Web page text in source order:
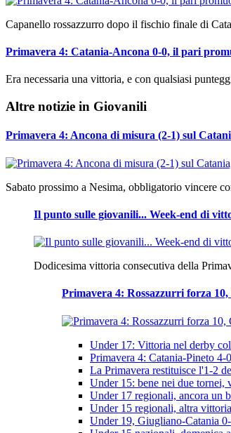
Capanello rossazzurro dopo il fischio finale di
Primavera 4: Catania-Ancona 0-0, il pari
Era necessaria una vittoria, e con qualsiasi
Altre notizie in Giovanili
Primavera 4: Ancona di misura (2-1) sul
Sabato prossimo a Nesima, obbligatorio vincere
Il punto sulle giovanili... Week-end di
Dodicesima vittoria consecutiva della
Primavera 4: Rossazzurri forza
Under 17: Vittoria nel derby
Primavera 4: Catania-Pineto 4-
La Primavera restituisce l'1-2
Under 15: bene nei due
Under 17 regionali, ancora un
Under 15 regionali, altra
Under 19, Giugliano-Catania